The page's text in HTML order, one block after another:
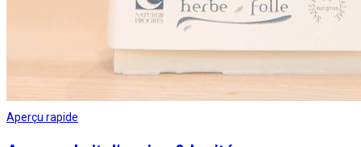
Aperçu rapide